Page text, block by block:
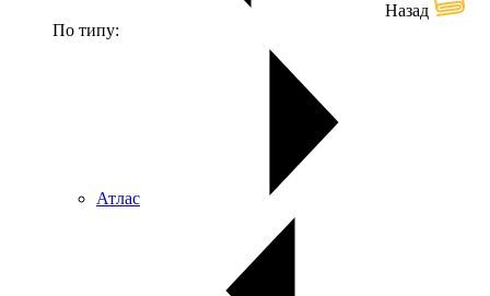
Назад
По типу:
Атлас